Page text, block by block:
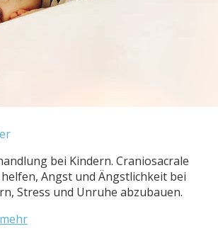
bei Kindern. Craniosacrale
Angst und Ängstlichkeit bei
Stress und Unruhe abzubauen.